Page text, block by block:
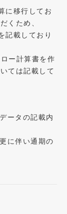
に移行してお
くため、
記載しており
ー計算書を作
ては記載して
ータの記載内
に伴い通期の